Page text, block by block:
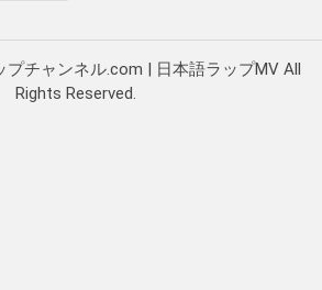
プチャンネル.com | 日本語ラップMV All
Rights Reserved.